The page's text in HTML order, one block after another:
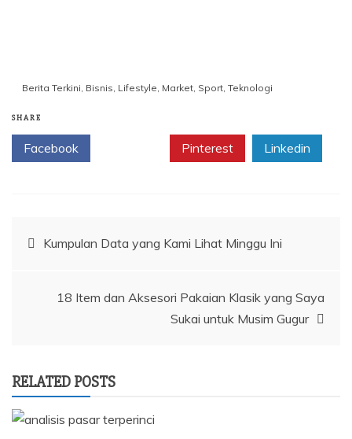
Berita Terkini, Bisnis, Lifestyle, Market, Sport, Teknologi
SHARE
Facebook Pinterest Linkedin
Navigasi
Kumpulan Data yang Kami Lihat Minggu Ini
18 Item dan Aksesori Pakaian Klasik yang Saya
Sukai untuk Musim Gugur
RELATED POSTS